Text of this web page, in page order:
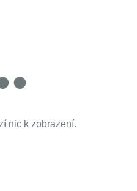
nic k zobrazení.